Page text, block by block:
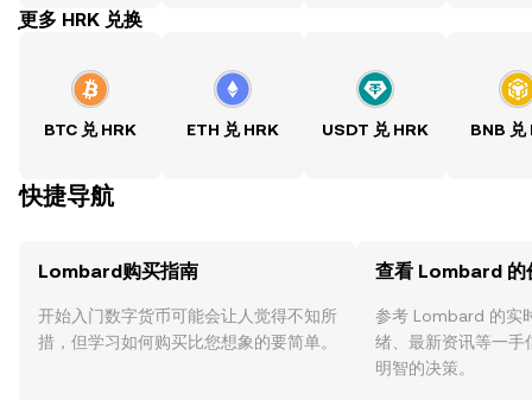
ִִִִִִִִִִִִִִִִִִִִִִִִִִִִִִִִִִִִִִִִִִִִִִִִ更多 HRK 兑换
BTC 兑 HRK ETH 兑 HRK USDT 兑 HRK BNB 兑
快捷导航
Lombard购买指南
开始入门数字货币可能会让人觉得不知所
措，但学习如何购买比您想象的要简单。
查看 Lombard 的
参考 Lombard 的实
绪、最新资讯等一手
明智的决策。